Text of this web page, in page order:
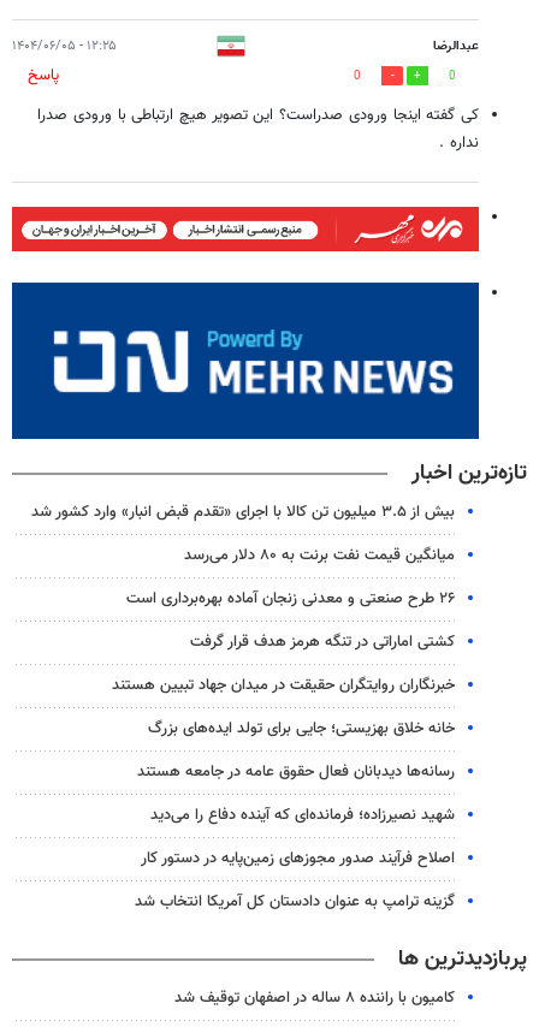
عبدالرضا ۱۲:۲۵ - ۱۴۰۴/۰۶/۰۵
0
0
پاسخ
کی گفته اینجا ورودی صدراست؟ این تصویر هیچ ارتباطی با ورودی صدرا
نداره .
تازه‌ترین اخبار
بیش از ۳.۵ میلیون تن کالا با اجرای «تقدم قبض انبار» وارد کشور شد
میانگین قیمت نفت برنت به ۸۰ دلار می‌رسد
۲۶ طرح صنعتی و معدنی زنجان آماده بهره‌برداری است
کشتی اماراتی در تنگه هرمز هدف قرار گرفت
خبرنگاران روایتگران حقیقت در میدان جهاد تبیین هستند
خانه خلاق بهزیستی؛ جایی برای تولد ایده‌های بزرگ
رسانه‌ها دیدبانان فعال حقوق عامه در جامعه هستند
شهید نصیرزاده؛ فرمانده‌ای که آینده دفاع را می‌دید
اصلاح فرآیند صدور مجوزهای زمین‌پایه در دستور کار
گزینه ترامپ به عنوان دادستان کل آمریکا انتخاب شد
پربازدیدترین ها
کامیون با راننده ۸ ساله در اصفهان توقیف شد